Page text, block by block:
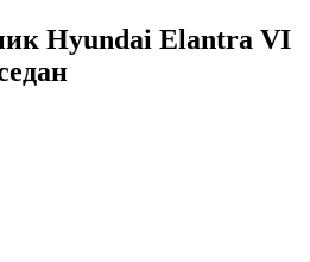
Hyundai Elantra VI